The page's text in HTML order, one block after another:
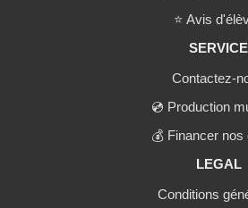
⭐ Avis
SERVICE
Contactez-
💿 Production
💰 Financer nos
LEGAL
Conditions